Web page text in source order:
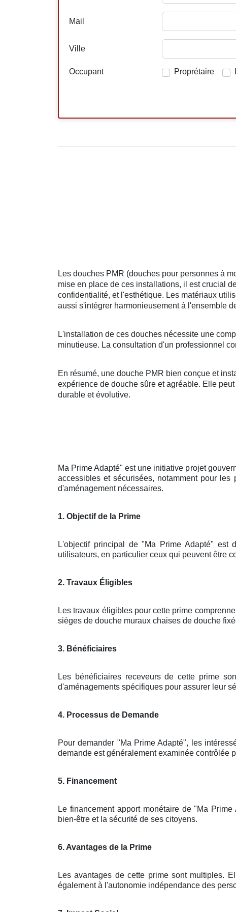
Mail
Ville
Occupant Proprétaire
Les douches PMR (douches pour personnes à
mise en place de ces installations, il est crucial
confidentialité, et l'esthétique. Les matériaux
aussi s'intégrer harmonieusement à l'ensemble
L'installation de ces douches nécessite une
minutieuse. La consultation d'un professionnel
En résumé, une douche PMR bien conçue et
expérience de douche sûre et agréable. Elle
durable et évolutive.
Ma Prime Adapté" est une initiative projet
accessibles et sécurisées, notamment pour
d'aménagement nécessaires.
1. Objectif de la Prime
L'objectif principal de "Ma Prime Adapté" est
utilisateurs, en particulier ceux qui peuvent être
2. Travaux Éligibles
Les travaux éligibles pour cette prime
sièges de douche muraux chaises de douche
3. Bénéficiaires
Les bénéficiaires receveurs de cette prime
d'aménagements spécifiques pour assurer leur
4. Processus de Demande
Pour demander "Ma Prime Adapté", les
demande est généralement examinée contrôlée
5. Financement
Le financement apport monétaire de "Ma
bien-être et la sécurité de ses citoyens.
6. Avantages de la Prime
Les avantages de cette prime sont multiples.
également à l'autonomie indépendance des